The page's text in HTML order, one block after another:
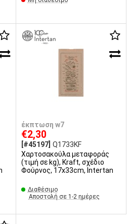
έκπτωση w7
€2,30
[#45197] Q1733KF
Χαρτοσακούλα μεταφοράς
(τιμή σε kg), Kraft, σχέδιο
Φούρνος, 17x33cm, Intertan
Διαθέσιμο
Αποστολή σε 1-2 ημέρες